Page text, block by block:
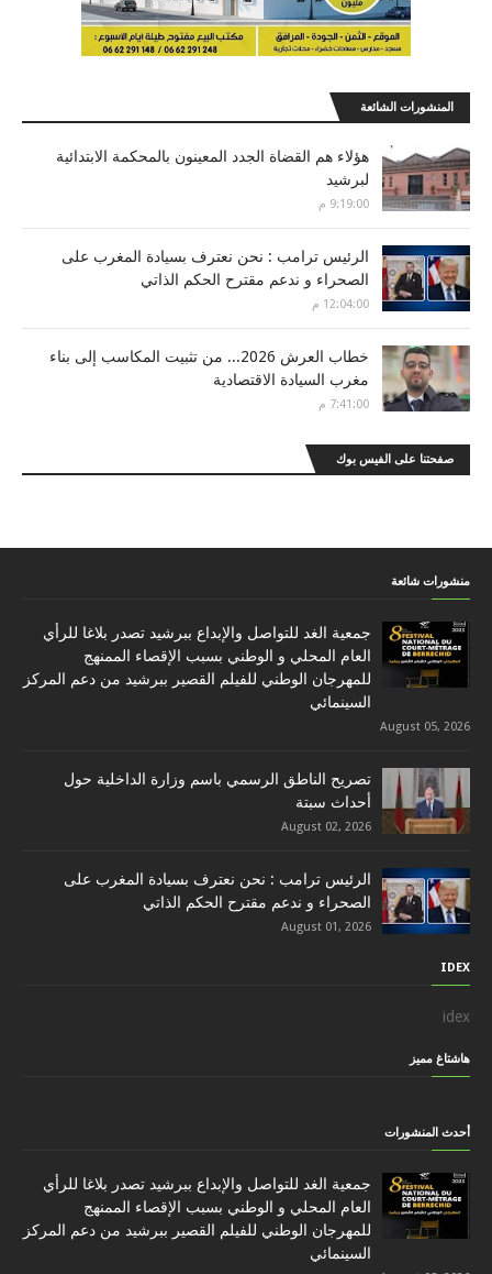
المنشورات الشائعة
هؤلاء هم القضاة الجدد المعينون بالمحكمة الابتدائية
لبرشيد
9:19:00 م
الرئيس ترامب : نحن نعترف بسيادة المغرب على
الصحراء و ندعم مقترح الحكم الذاتي
12:04:00 م
خطاب العرش 2026... من تثبيت المكاسب إلى بناء
مغرب السيادة الاقتصادية
7:41:00 م
صفحتنا على الفيس بوك
منشورات شائعة
جمعية الغد للتواصل والإبداع ببرشيد تصدر بلاغا للرأي
العام المحلي و الوطني بسبب الإقصاء الممنهج
للمهرجان الوطني للفيلم القصير ببرشيد من دعم المركز
السينمائي
August 05, 2026
تصريح الناطق الرسمي باسم وزارة الداخلية حول
أحداث سبتة
August 02, 2026
الرئيس ترامب : نحن نعترف بسيادة المغرب على
الصحراء و ندعم مقترح الحكم الذاتي
August 01, 2026
IDEX
idex
هاشتاغ مميز
أحدث المنشورات
جمعية الغد للتواصل والإبداع ببرشيد تصدر بلاغا للرأي
العام المحلي و الوطني بسبب الإقصاء الممنهج
للمهرجان الوطني للفيلم القصير ببرشيد من دعم المركز
السينمائي